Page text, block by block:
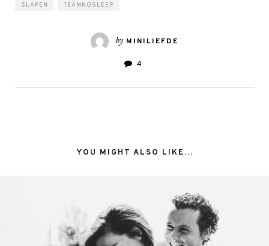
SLAPEN TEAMNOSLEEP
by MINILIEFDE
4
YOU MIGHT ALSO LIKE...